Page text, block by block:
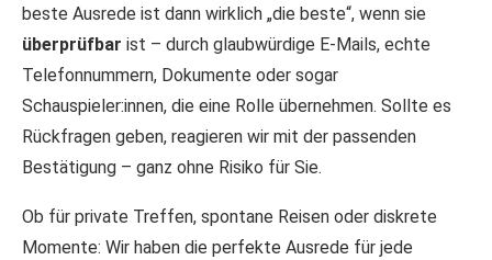
beste Ausrede ist dann wirklich „die beste“, wenn sie
überprüfbar ist – durch glaubwürdige E-Mails, echte
Telefonnummern, Dokumente oder sogar
Schauspieler:innen, die eine Rolle übernehmen. Sollte es
Rückfragen geben, reagieren wir mit der passenden
Bestätigung – ganz ohne Risiko für Sie.
Ob für private Treffen, spontane Reisen oder diskrete
Momente: Wir haben die perfekte Ausrede für jede